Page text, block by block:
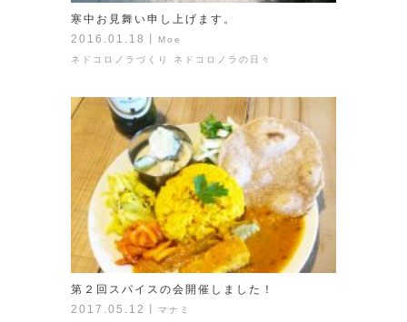
寒中お見舞い申し上げます。
2016.01.18
Moe
ネドコロノラづくり
ネドコロノラの日々
第２回スパイスの会開催しました！
2017.05.12
マナミ